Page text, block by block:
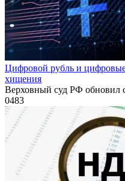
Цифровой рубль и
хищения
Верховный суд РФ обновил
0483